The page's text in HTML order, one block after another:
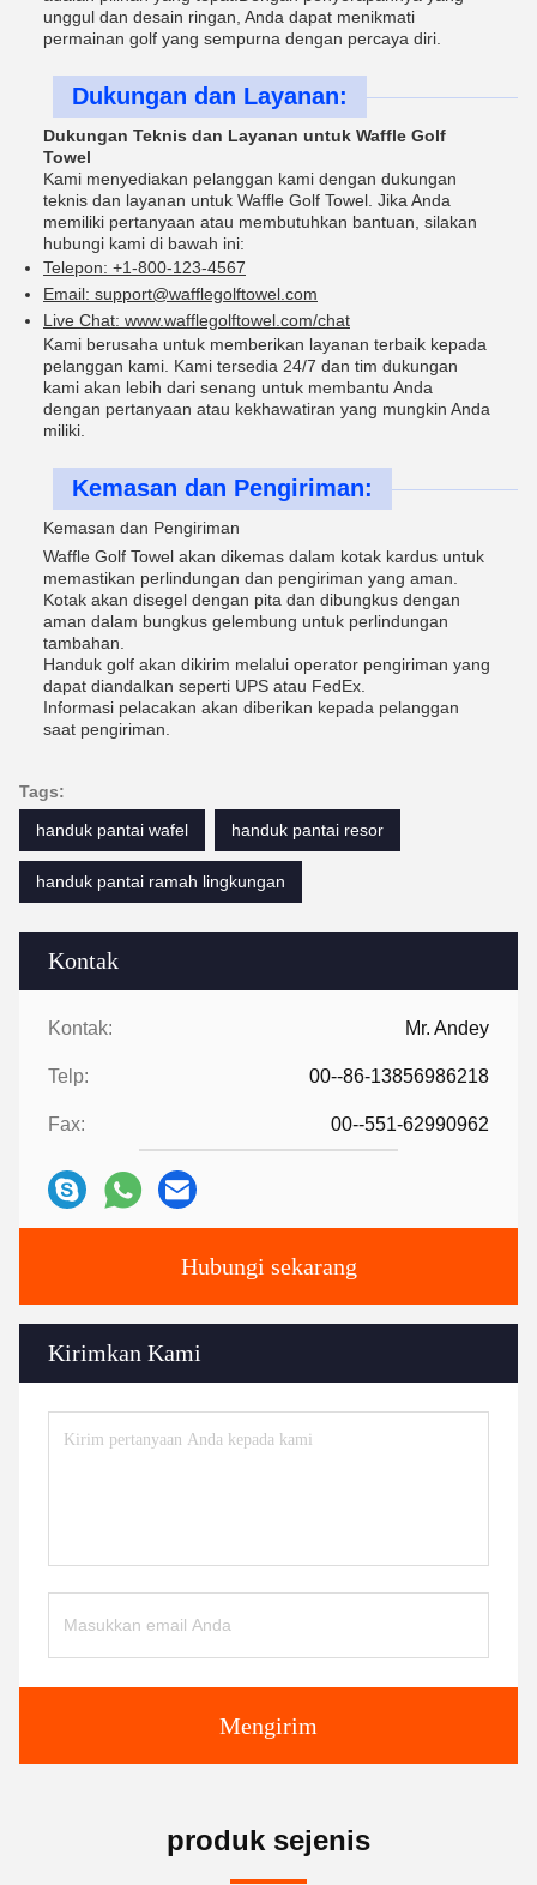
Kontak
Kontak: Mr. Andey
Telp: 00--86-13856986218
Fax: 00--551-62990962
Hubungi sekarang
Kirimkan Kami
Mengirim
unggul dan desain ringan, Anda dapat menikmati
permainan golf yang sempurna dengan percaya diri.
Dukungan dan Layanan:
Dukungan Teknis dan Layanan untuk Waffle Golf
Towel
Kami menyediakan pelanggan kami dengan dukungan
teknis dan layanan untuk Waffle Golf Towel. Jika Anda
memiliki pertanyaan atau membutuhkan bantuan, silakan
hubungi kami di bawah ini:
Telepon: +1-800-123-4567
Email: support@wafflegolftowel.com
Live Chat: www.wafflegolftowel.com/chat
Kami berusaha untuk memberikan layanan terbaik kepada
pelanggan kami. Kami tersedia 24/7 dan tim dukungan
kami akan lebih dari senang untuk membantu Anda
dengan pertanyaan atau kekhawatiran yang mungkin Anda
miliki.
Kemasan dan Pengiriman:
Kemasan dan Pengiriman
Waffle Golf Towel akan dikemas dalam kotak kardus untuk
memastikan perlindungan dan pengiriman yang aman.
Kotak akan disegel dengan pita dan dibungkus dengan
aman dalam bungkus gelembung untuk perlindungan
tambahan.
Handuk golf akan dikirim melalui operator pengiriman yang
dapat diandalkan seperti UPS atau FedEx.
Informasi pelacakan akan diberikan kepada pelanggan
saat pengiriman.
Tags:
handuk pantai wafel
handuk pantai resor
handuk pantai ramah lingkungan
produk sejenis